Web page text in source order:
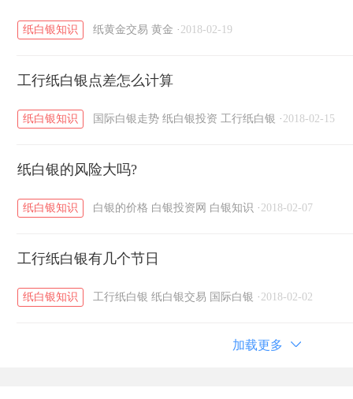
纸白银知识 纸黄金交易 黄金 · 2018-02-19
工行纸白银点差怎么计算
纸白银知识 国际白银走势 纸白银投资 工行纸白银 · 2018-02-15
纸白银的风险大吗?
纸白银知识 白银的价格 白银投资网 白银知识 · 2018-02-07
工行纸白银有几个节日
纸白银知识 工行纸白银 纸白银交易 国际白银 · 2018-02-02
加载更多